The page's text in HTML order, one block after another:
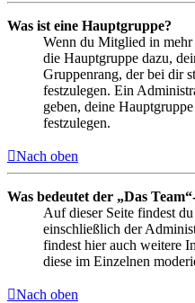
Was ist eine Hauptgruppe?
Wenn du Mitglied in mehr
die Hauptgruppe dazu,
Gruppenrang, der bei dir
festzulegen. Ein
geben, deine
festzulegen.
Nach oben
Was bedeutet der „Das
Auf dieser Seite findest
einschließlich der
findest hier auch weitere
diese im Einzelnen
Nach oben